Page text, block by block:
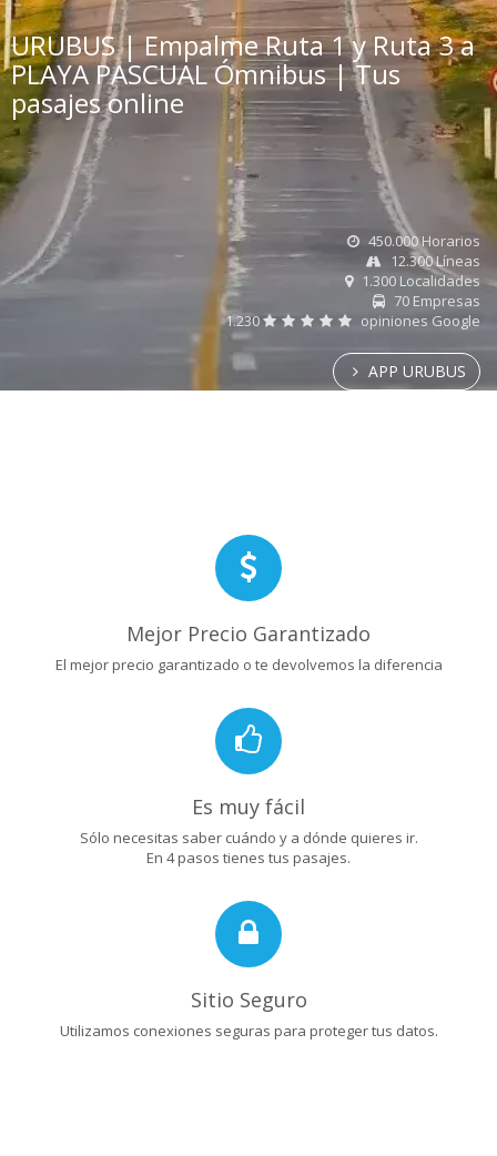
URUBUS | Empalme Ruta 1 y Ruta 3 a
PLAYA PASCUAL Ómnibus | Tus
pasajes online
450.000 Horarios
12.300 Líneas
1.300 Localidades
70 Empresas
1.230
opiniones Google
APP URUBUS
Mejor Precio Garantizado
El mejor precio garantizado o te devolvemos la diferencia
Es muy fácil
Sólo necesitas saber cuándo y a dónde quieres ir.
En 4 pasos tienes tus pasajes.
Sitio Seguro
Utilizamos conexiones seguras para proteger tus datos.